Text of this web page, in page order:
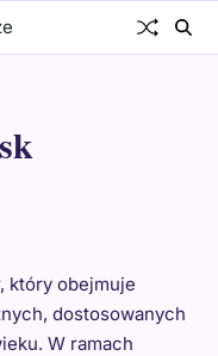
który obejmuje
dostosowanych
W ramach